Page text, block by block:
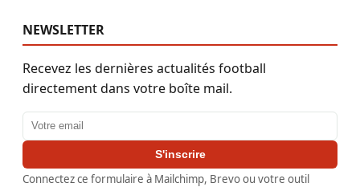
NEWSLETTER
Recevez les dernières actualités football
directement dans votre boîte mail.
Adresse email
S'inscrire
Connectez ce formulaire à Mailchimp, Brevo ou votre outil